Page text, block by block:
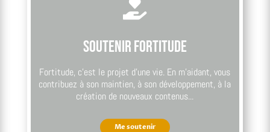

Soutenir Fortitude
Fortitude, c’est le projet d’une vie. En m’aidant, vous
contribuez à son maintien, à son développement, à la
création de nouveaux contenus...
Me soutenir